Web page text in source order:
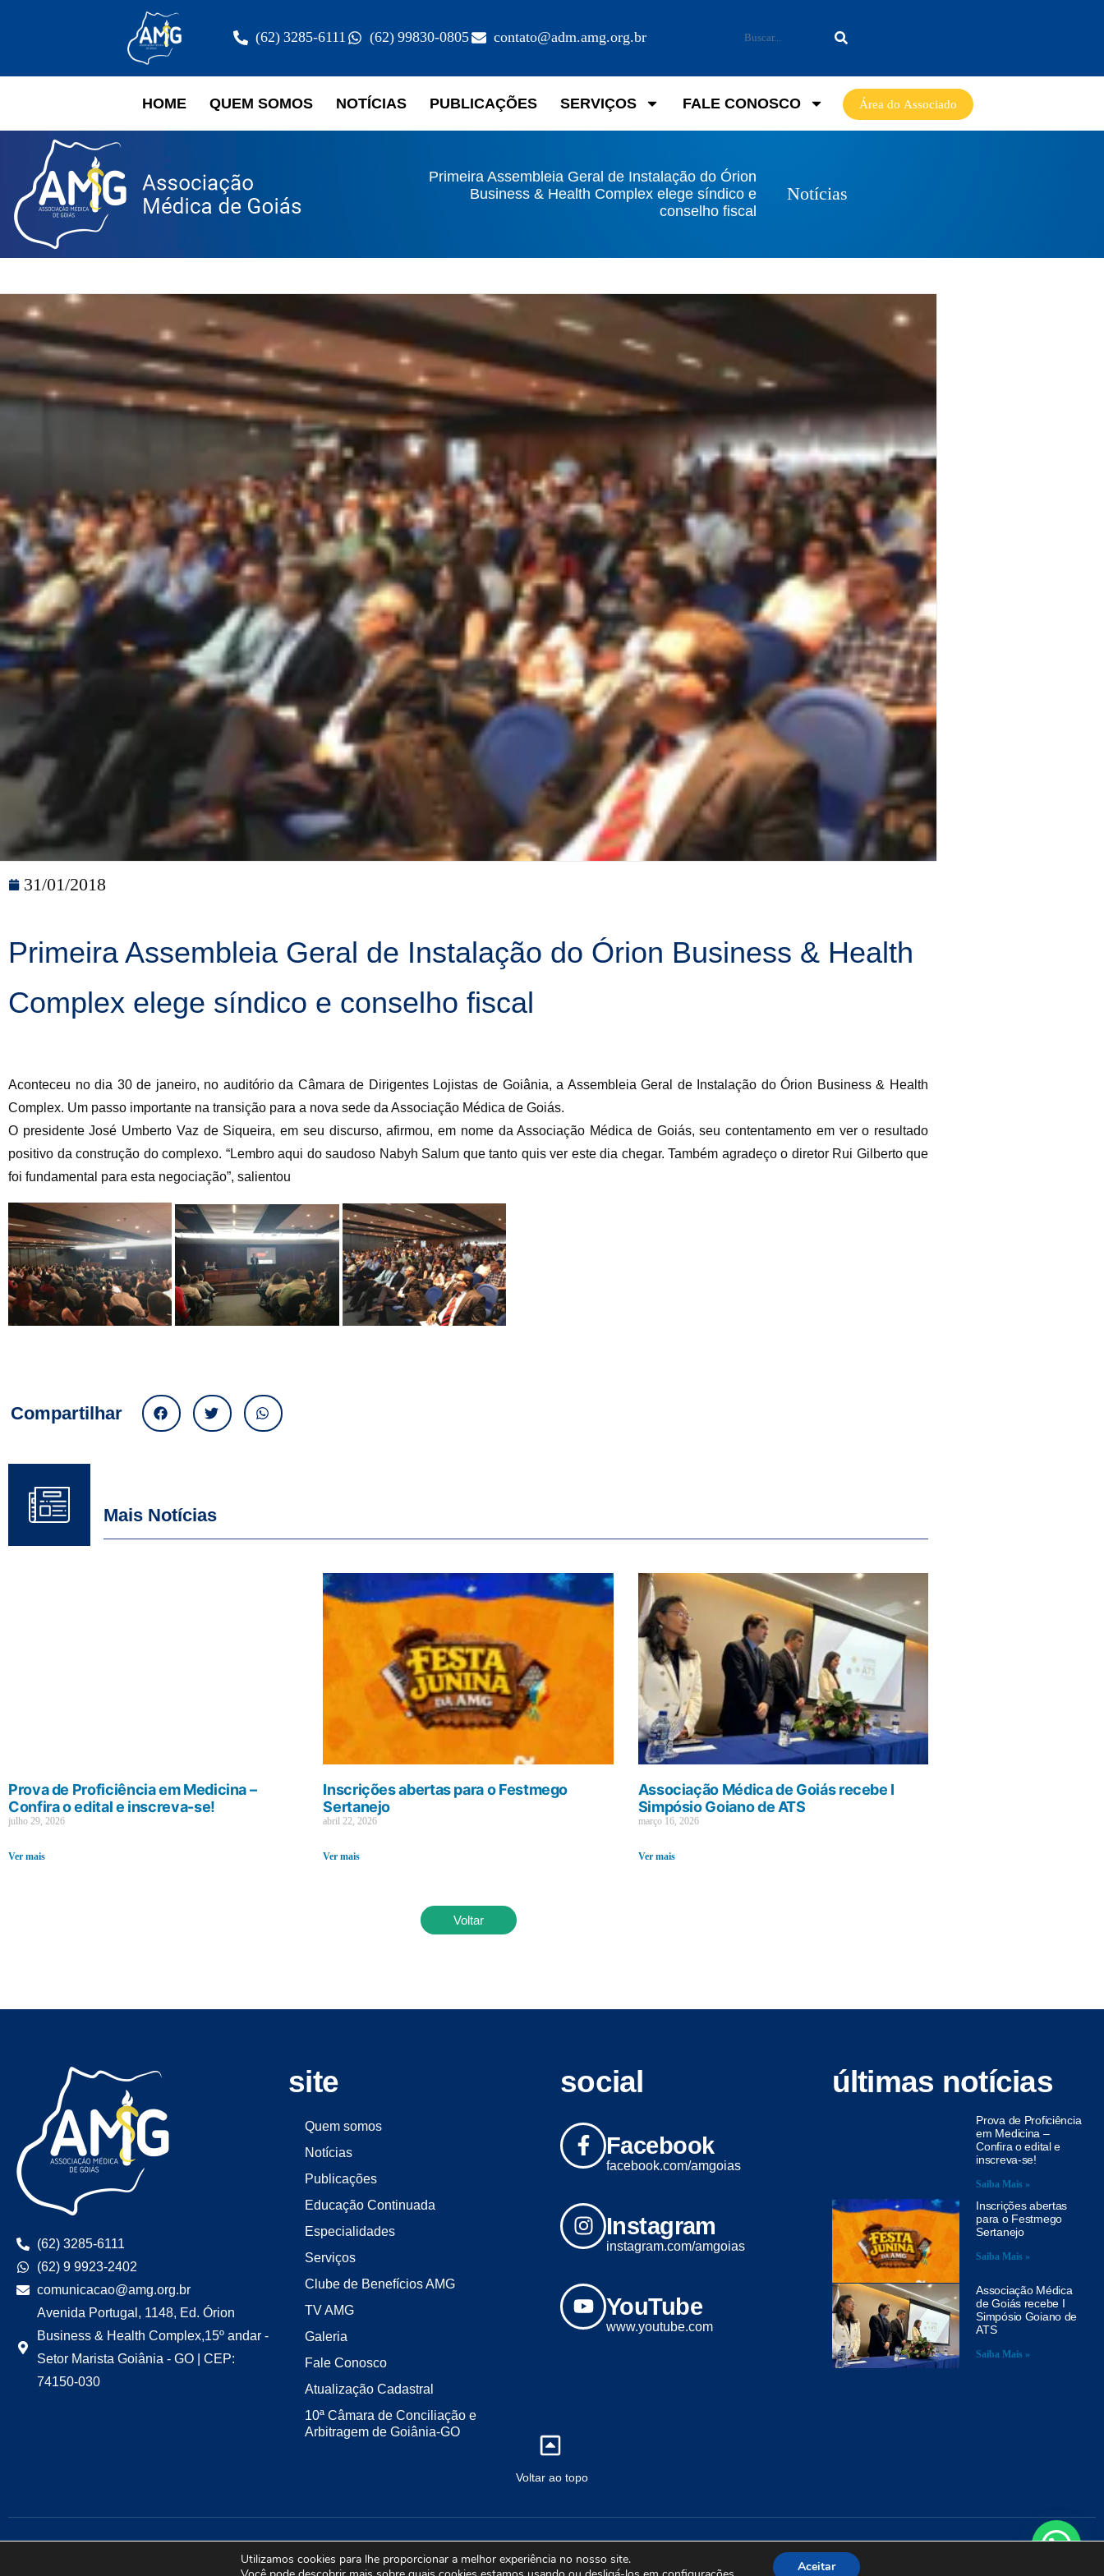
(62) 3285-6111 (62) 99830-0805 contato@adm.amg.org.br
HOME QUEM SOMOS NOTÍCIAS PUBLICAÇÕES SERVIÇOS FALE CONOSCO Área do Associado
Primeira Assembleia Geral de Instalação do Órion
Business & Health Complex elege síndico e
conselho fiscal
Notícias
31/01/2018
Primeira Assembleia Geral de Instalação do Órion Business & Health
Complex elege síndico e conselho fiscal
Aconteceu no dia 30 de janeiro, no auditório da Câmara de Dirigentes Lojistas de Goiânia, a Assembleia Geral de Instalação do Órion Business & Health
Complex. Um passo importante na transição para a nova sede da Associação Médica de Goiás.
O presidente José Umberto Vaz de Siqueira, em seu discurso, afirmou, em nome da Associação Médica de Goiás, seu contentamento em ver o resultado
positivo da construção do complexo. “Lembro aqui do saudoso Nabyh Salum que tanto quis ver este dia chegar. Também agradeço o diretor Rui Gilberto que
foi fundamental para esta negociação”, salientou
Compartilhar
Mais Notícias
Prova de Proficiência em Medicina –
Confira o edital e inscreva-se!
julho 29, 2026
Ver mais
Inscrições abertas para o Festmego
Sertanejo
abril 22, 2026
Ver mais
Associação Médica de Goiás recebe I
Simpósio Goiano de ATS
março 16, 2026
Ver mais
Voltar
(62) 3285-6111
(62) 9 9923-2402
comunicacao@amg.org.br
Avenida Portugal, 1148, Ed. Órion
Business & Health Complex,15º andar -
Setor Marista Goiânia - GO | CEP:
74150-030
site
Quem somos
Notícias
Publicações
Educação Continuada
Especialidades
Serviços
Clube de Benefícios AMG
TV AMG
Galeria
Fale Conosco
Atualização Cadastral
10ª Câmara de Conciliação e
Arbitragem de Goiânia-GO
social
Facebook
facebook.com/amgoias
Instagram
instagram.com/amgoias
YouTube
www.youtube.com
últimas notícias
Prova de Proficiência
em Medicina –
Confira o edital e
inscreva-se!
Saiba Mais »
Inscrições abertas
para o Festmego
Sertanejo
Saiba Mais »
Associação Médica
de Goiás recebe I
Simpósio Goiano de
ATS
Saiba Mais »
Voltar ao topo
Utilizamos cookies para lhe proporcionar a melhor experiência no nosso site.
Aceitar